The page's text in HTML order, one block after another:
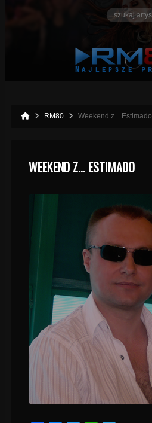
RM80 Weekend z... Estimado
WEEKEND Z… ESTIMADO